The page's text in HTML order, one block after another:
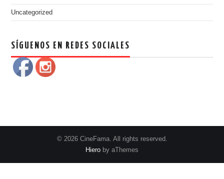
Uncategorized
SÍGUENOS EN REDES SOCIALES
© 2026 CineFama. All rights reserved.
Hiero by aThemes